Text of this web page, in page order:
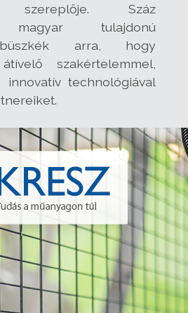
szereplője. Száz
magyar tulajdonú
arra, hogy
szakértelemmel,
innovatív technológiával